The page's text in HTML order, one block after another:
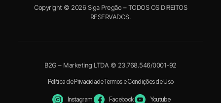
Copyright © 2026 Siga Pregão – TODOS OS DIREITOS
RESERVADOS.
B2G – Marketing LTDA © 23.768.546/0001-92
Política de PrivacidadeTermos e Condições de Uso
Instagram Facebook Youtube